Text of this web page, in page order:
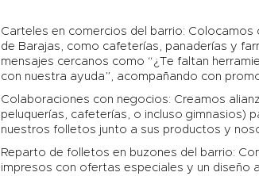
Carteles en comercios del barrio: Colocamos
de Barajas, como cafeterías, panaderías y
mensajes cercanos como “¿Te faltan
con nuestra ayuda”, acompañando con
Colaboraciones con negocios: Creamos
peluquerías, cafeterías, o incluso gimnasios)
nuestros folletos junto a sus productos y
Reparto de folletos en buzones del barrio:
impresos con ofertas especiales y un diseño